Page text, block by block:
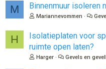
M Binnenmuur isoleren
Mariannevommen
H
Isolatieplaten voor
ruimte open laten?
Harger Gevels en